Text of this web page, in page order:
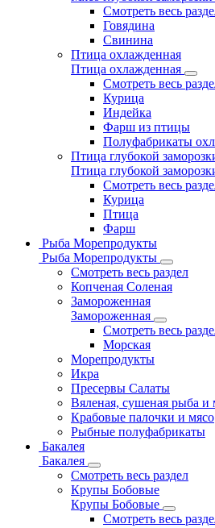
Смотреть весь
Говядина
Свинина
Птица охлажденная
Птица охлажденная
Смотреть весь
Курица
Индейка
Фарш из птицы
Полуфабрикаты
Птица глубокой
Птица глубокой
Смотреть весь
Курица
Птица
Фарш
Рыба Морепродукты
Рыба Морепродукты
Смотреть весь раздел
Копченая Соленая
Замороженная
Замороженная
Смотреть весь
Морская
Морепродукты
Икра
Пресервы Салаты
Вяленая, сушеная рыба и
Крабовые палочки и мясо
Рыбные полуфабрикаты
Бакалея
Бакалея
Смотреть весь раздел
Крупы Бобовые
Крупы Бобовые
Смотреть весь